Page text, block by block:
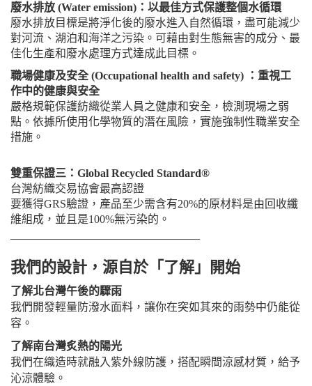
廢水排放 (Water emission)：以最佳方式保護整個水循環
廢水排放目標是將淨化後的廢水進入自然循環，盡可能減少
對河流、湖泊和海洋之污染。可藉由對生態無害的成分、最
佳化生產和廢水處理方式達成此目標。
職場健康及安全 (Occupational health and safety) ：重視工
作中的健康與安全
嚴格規範保護紡織從業人員之健康和安全，檢測現場之弱
點。依據所使用化學物質的潛在風險，實施強制性職業安全
措施。
雙重保證三：Global Recycled Standard®
台灣紡織交易協會最高認證
要獲得GRS驗證，產品至少需含有20%的原材料是由回收纖
維組成，並且是100%無污染的。
我們的設計，源自於「了解」開始
了解北台灣午後的驟雨
我們開發輕量防潑水面料，讓你在突如其來的雨勢中仍能從
容。
了解南台灣炙熱的陽光
我們在織造時就融入紫外線防護，搭配瞬間涼感材質，給予
沁涼體驗。